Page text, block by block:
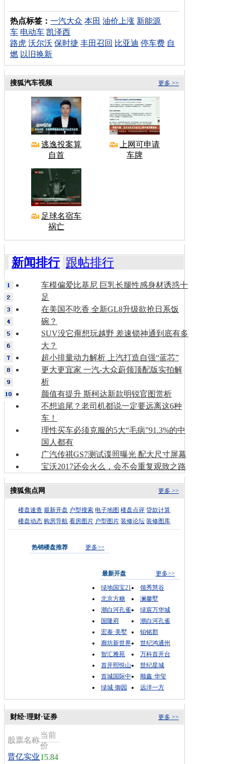
热点标签：一汽大众 本田 油价上涨 新能源
车 电动车 凯泽西
路虎 沃尔沃 保时捷 丰田召回 比亚迪 停车费 自
燃 以旧换新
更多 >>
搜狐汽车视频
逃逸投案算
自首
上网可申请
车牌
足球名宿车
祸亡
新闻排行 跟帖排行
车模偏爱比基尼 巨乳长腿性感身材诱惑十
足
在美国不吃香 全新GL8升级欲抢日系饭
碗？
SUV没它甭想玩越野 差速锁神通到底有多
大？
超小排量动力解析 上汽打造自强“蓝芯”
更大更宜家 一汽-大众蔚领顶配版实拍解
析
颜值有提升 斯柯达新款明锐官图赏析
不想追尾？老司机都说一定要远离这6种
车！
理性买车必须克服的5大“毛病”91.3%的中
国人都有
广汽传祺GS7测试谍照曝光 配大尺寸屏幕
宝沃2017还会火么，会不会重复观致之路
更多 >>
搜狐焦点网
楼盘速查 最新开盘 户型搜索 电子地图 楼盘点评 贷款计算
楼盘动态 购房导航 看房图片 户型图片 装修论坛 装修图库
热销楼盘推荐 更多>>
最新开盘
更多>>
绿地国宝21
领秀慧谷
北京方糖
澜馨墅
潮白河孔雀
绿宸万华城
国隆府
潮白河孔雀
宏泰·美墅
铂铭郡
廊坊新世界
世纪鸿通州
智汇雅苑
万科首开台
首开熙悦山
世纪星城
首城国际中
顺鑫·华玺
绿城·御园
远洋一方
更多 >>
财经·理财·证券
股票名称
当前
价
晋亿实业15.84